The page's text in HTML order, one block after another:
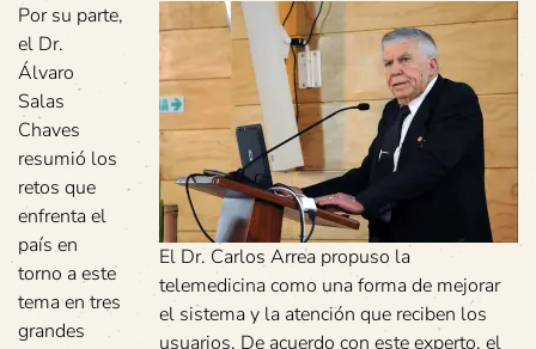
El Dr. Carlos Arrea propuso la
telemedicina como una forma de mejorar
el sistema y la atención que reciben los
usuarios. De acuerdo con este experto, el
Por su parte,
el Dr.
Álvaro
Salas
Chaves
resumió los
retos que
enfrenta el
país en
torno a este
tema en tres
grandes